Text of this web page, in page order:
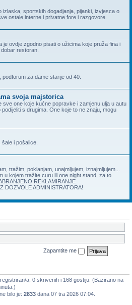
izlaska, sportskih dogadjanja, pijanki, izvjesca o
ostale interne i privatne fore i razgovore.
je ovdje zgodno pisati o užicima koje pruža fina i
restoran.
za dame starije od 40.
svoja majstorica
sve one koje kućne popravke i zamjenu ulja u autu
s drugima. One koje to ne znaju, mogu
i pošalice.
tražim, poklanjam, unajmljujem, iznajmljujem...
u kojem tražite curu ili one night stand, za to
REKLAMIRANJE
DOZVOLE ADMINISTRATORA!
Zapamtite me
a, 0 skrivenih i 168 gostiju. (Bazirano na
bilo je: 2833 dana 07 tra 2026 07:04.